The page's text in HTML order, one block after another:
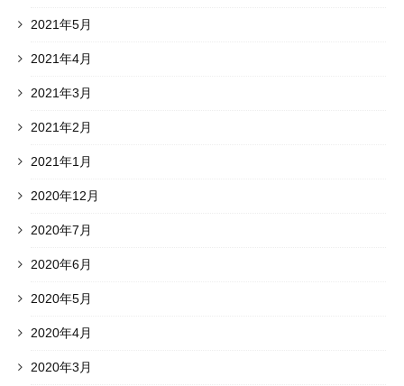
2021年5月
2021年4月
2021年3月
2021年2月
2021年1月
2020年12月
2020年7月
2020年6月
2020年5月
2020年4月
2020年3月